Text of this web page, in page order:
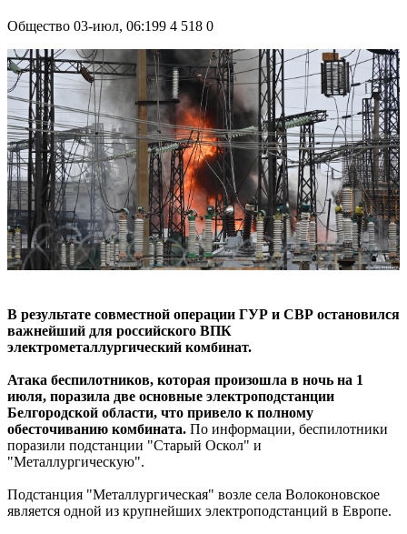
Общество 03-июл, 06:199 4 518 0
В результате совместной операции ГУР и СВР остановился
важнейший для российского ВПК
электрометаллургический комбинат.
Атака беспилотников, которая произошла в ночь на 1
июля, поразила две основные электроподстанции
Белгородской области, что привело к полному
обесточиванию комбината. По информации, беспилотники
поразили подстанции "Старый Оскол" и
"Металлургическую".
Подстанция "Металлургическая" возле села Волоконовское
является одной из крупнейших электроподстанций в Европе.